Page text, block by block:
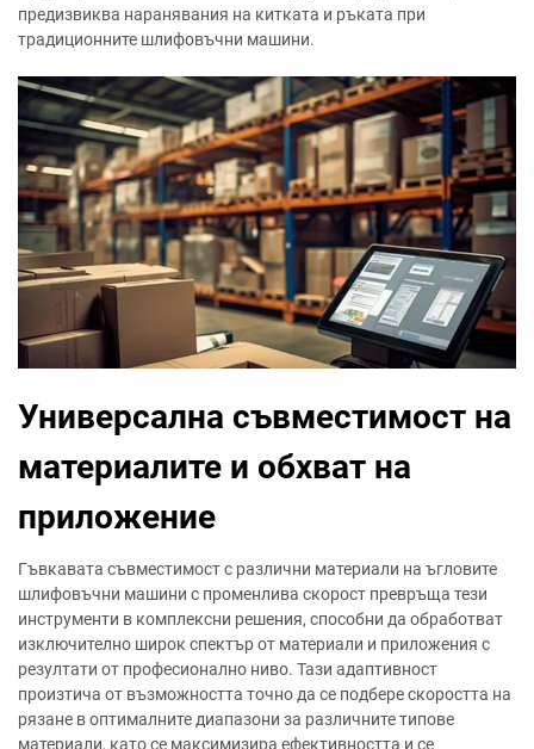
предизвиква наранявания на китката и ръката при
традиционните шлифовъчни машини.
Универсална съвместимост на
материалите и обхват на
приложение
Гъвкавата съвместимост с различни материали на ъгловите
шлифовъчни машини с променлива скорост превръща тези
инструменти в комплексни решения, способни да обработват
изключително широк спектър от материали и приложения с
резултати от професионално ниво. Тази адаптивност
произтича от възможността точно да се подбере скоростта на
рязане в оптималните диапазони за различните типове
материали, като се максимизира ефективността и се